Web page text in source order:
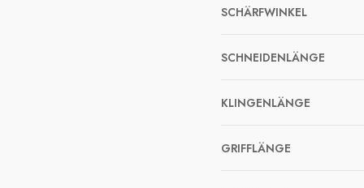
SCHÄRFWINKEL
SCHNEIDENLÄNGE
KLINGENLÄNGE
GRIFFLÄNGE